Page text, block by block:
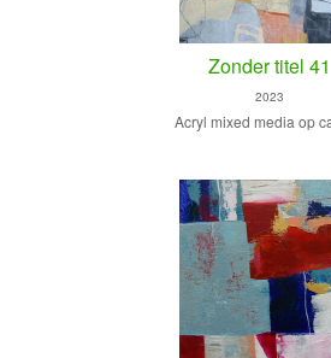
Zonder titel 41
2023
Acryl mixed media op